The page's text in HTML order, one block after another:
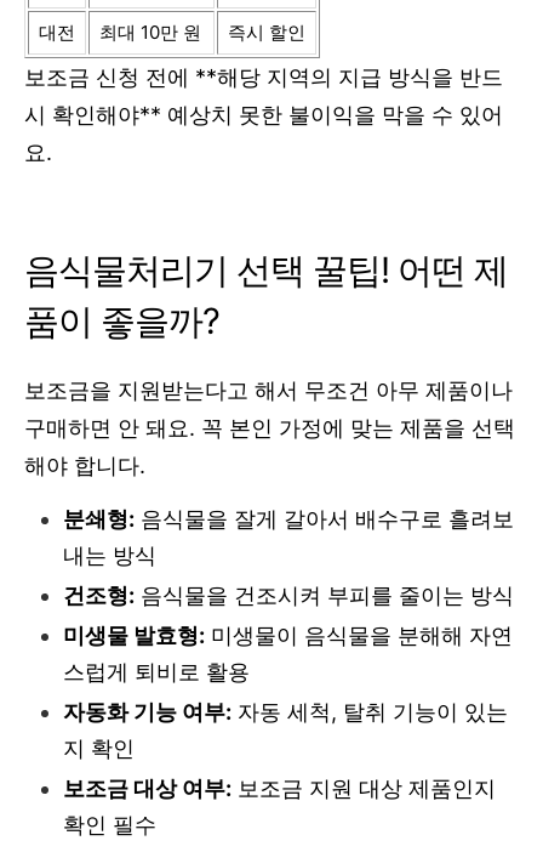
대전
최대 10만 원 즉시 할인
보조금 신청 전에 **해당 지역의 지급 방식을 반드
시 확인해야** 예상치 못한 불이익을 막을 수 있어
요.
음식물처리기 선택 꿀팁! 어떤 제
품이 좋을까?
보조금을 지원받는다고 해서 무조건 아무 제품이나
구매하면 안 돼요. 꼭 본인 가정에 맞는 제품을 선택
해야 합니다.
분쇄형: 음식물을 잘게 갈아서 배수구로 흘려보
내는 방식
건조형: 음식물을 건조시켜 부피를 줄이는 방식
미생물 발효형: 미생물이 음식물을 분해해 자연
스럽게 퇴비로 활용
자동화 기능 여부: 자동 세척, 탈취 기능이 있는
지 확인
보조금 대상 여부: 보조금 지원 대상 제품인지
확인 필수